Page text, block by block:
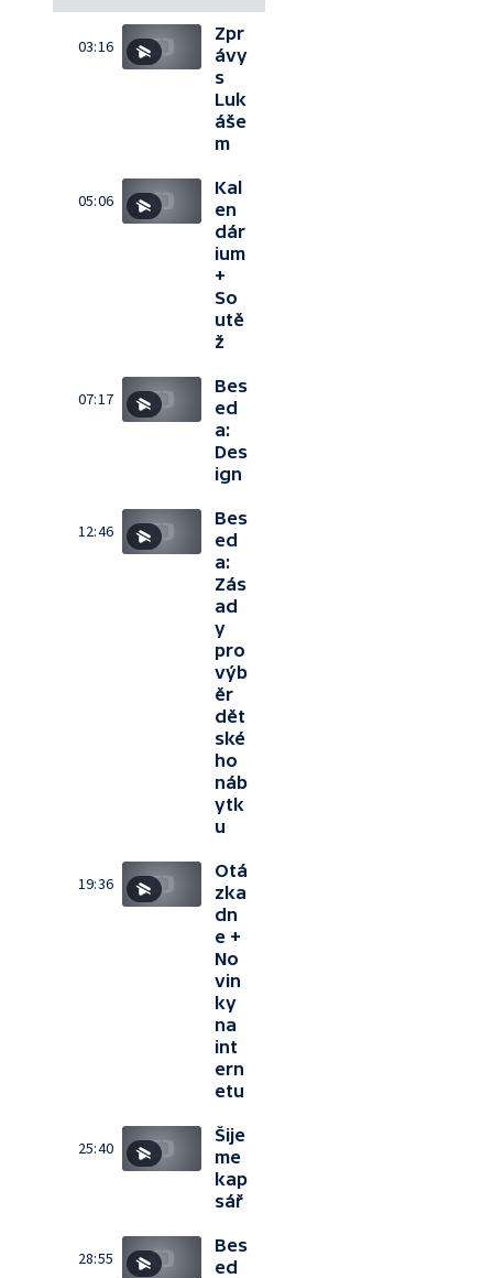
03:16
Zpr
ávy
s
Luk
áše
m
05:06
Kal
en
dár
ium
+
So
utě
ž
07:17
Bes
ed
a:
Des
ign
12:46
Bes
ed
a:
Zás
ad
y
pro
výb
ěr
dět
ské
ho
náb
ytk
u
19:36
Otá
zka
dn
e +
No
vin
ky
na
int
ern
etu
25:40
Šije
me
kap
sář
28:55
Bes
ed